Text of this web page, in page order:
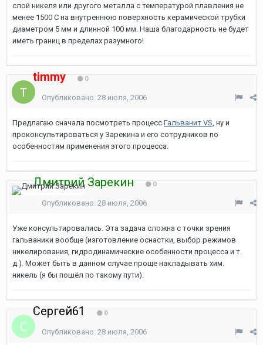
слой никеля или другого металла с температурой плавления не
менее 1500 С на внутреннюю поверхность керамической трубки
диаметром 5 мм и длинной 100 мм. Наша благодарность не будет
иметь границ в пределах разумного!
timmy 0
Опубликовано: 28 июля, 2006
Предлагаю сначала посмотреть процесс Гальванит VS , ну и
проконсультироваться у Зарекина и его сотрудников по
особенностям применения этого процесса.
Дмитрий Зарекин 0
Опубликовано: 28 июля, 2006
Уже консультировались. Эта задача сложна с точки зрения
гальваники вообще (изготовление оснастки, выбор режимов
никелирования, гидродинамические особенности процесса и т.
д.). Может быть в данном случае проще накладывать хим.
никель (я бы пошёл по такому пути).
Сергей61 0
Опубликовано: 28 июля, 2006